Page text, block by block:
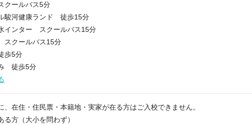
クールバス5分
駿河健康ランド 徒歩15分
インター スクールバス15分
クールバス15分
歩5分
徒歩5分
、在住・住民票・本籍地・実家が在る方はご入校できません。
る方（大小を問わず）